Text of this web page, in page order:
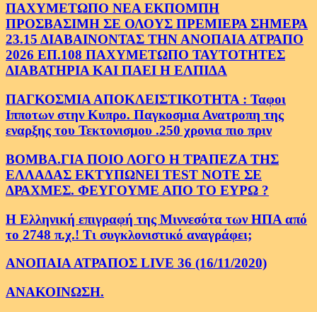
ΠΑΧΥΜΕΤΩΠΟ ΝΕΑ ΕΚΠΟΜΠΗ
ΠΡΟΣΒΑΣΙΜΗ ΣΕ ΟΛΟΥΣ ΠΡΕΜΙΕΡΑ ΣΗΜΕΡΑ
23.15 ΔΙΑΒΑΙΝΟΝΤΑΣ ΤΗΝ ΑΝΟΠΑΙΑ ΑΤΡΑΠΟ
2026 ΕΠ.108 ΠΑΧΥΜΕΤΩΠΟ ΤΑΥΤΟΤΗΤΕΣ
ΔΙΑΒΑΤΗΡΙΑ ΚΑΙ ΠΑΕΙ Η ΕΛΠΙΔΑ
ΠΑΓΚΟΣΜΙΑ ΑΠΟΚΛΕΙΣΤΙΚΟΤΗΤΑ : Ταφοι
Ιπποτων στην Κυπρο. Παγκοσμια Ανατροπη της
εναρξης του Τεκτονισμου .250 χρονια πιο πριν
ΒΟΜΒΑ.ΓΙΑ ΠΟΙΟ ΛΟΓΟ Η ΤΡΑΠΕΖΑ ΤΗΣ
ΕΛΛΑΔΑΣ ΕΚΤΥΠΩΝΕΙ TEST NOTE ΣΕ
ΔΡΑΧΜΕΣ. ΦΕΥΓΟΥΜΕ ΑΠΟ ΤΟ ΕΥΡΩ ?
Η Ελληνική επιγραφή της Μιννεσότα των ΗΠΑ από
το 2748 π.χ.! Τι συγκλονιστικό αναγράφει;
ΑΝΟΠΑΙΑ ΑΤΡΑΠΟΣ LIVE 36 (16/11/2020)
ΑΝΑΚΟΙΝΩΣΗ.